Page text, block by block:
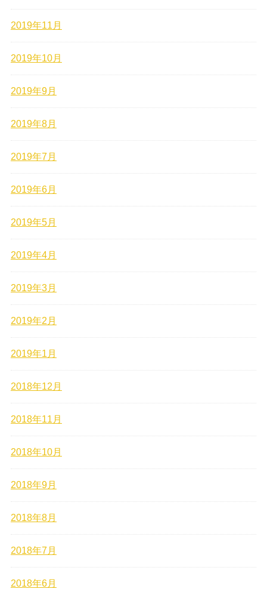
2019年11月
2019年10月
2019年9月
2019年8月
2019年7月
2019年6月
2019年5月
2019年4月
2019年3月
2019年2月
2019年1月
2018年12月
2018年11月
2018年10月
2018年9月
2018年8月
2018年7月
2018年6月